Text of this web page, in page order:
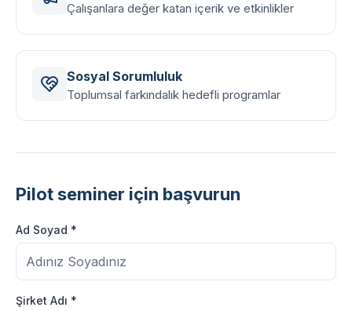
Çalışanlara değer katan içerik ve etkinlikler
Sosyal Sorumluluk
Toplumsal farkındalık hedefli programlar
Pilot seminer için başvurun
Ad Soyad *
Şirket Adı *